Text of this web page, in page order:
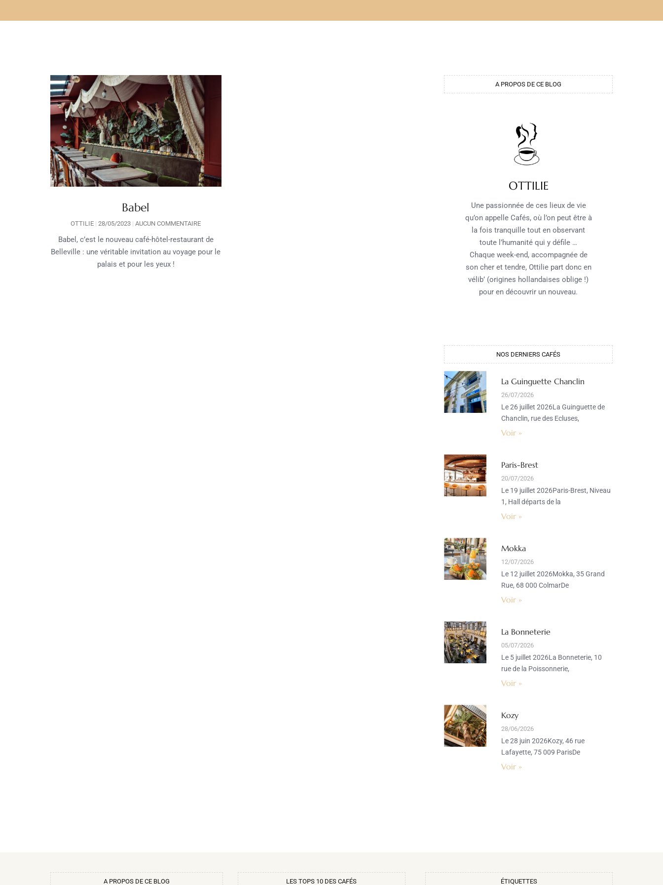
Babel
OTTILIE 28/05/2023 AUCUN COMMENTAIRE
Babel, c’est le nouveau café-hôtel-restaurant de
Belleville : une véritable invitation au voyage pour le
palais et pour les yeux !
A PROPOS DE CE BLOG
OTTILIE
Une passionnée de ces lieux de vie
qu’on appelle Cafés, où l’on peut être à
la fois tranquille tout en observant
toute l’humanité qui y défile …
Chaque week-end, accompagnée de
son cher et tendre, Ottilie part donc en
vélib’ (origines hollandaises oblige !)
pour en découvrir un nouveau.
NOS DERNIERS CAFÉS​
La Guinguette Chanclin
26/07/2026
Le 26 juillet 2026La Guinguette de
Chanclin, rue des Ecluses,
Voir »
Paris-Brest
20/07/2026
Le 19 juillet 2026Paris-Brest, Niveau
1, Hall départs de la
Voir »
Mokka
12/07/2026
Le 12 juillet 2026Mokka, 35 Grand
Rue, 68 000 ColmarDe
Voir »
La Bonneterie
05/07/2026
Le 5 juillet 2026La Bonneterie, 10
rue de la Poissonnerie,
Voir »
Kozy
28/06/2026
Le 28 juin 2026Kozy, 46 rue
Lafayette, 75 009 ParisDe
Voir »
A PROPOS DE CE BLOG​ LES TOPS 10 DES CAFÉS ÉTIQUETTES